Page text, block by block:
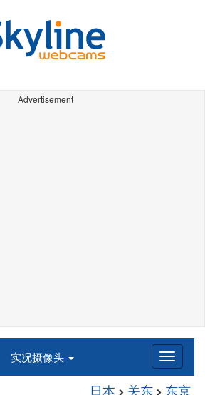
Advertisement
实况摄像头
日本 关东 东京